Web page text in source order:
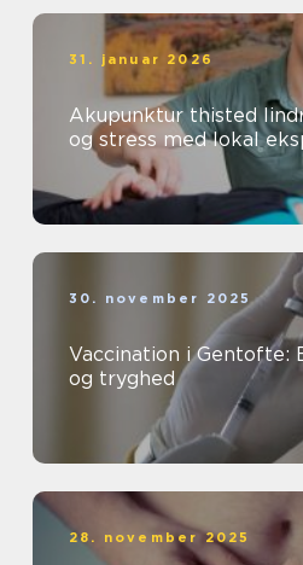
31. januar 2026
Akupunktur thisted lindring af smerter
og stress med lokal
30. november 2025
Vaccination i Gentofte:
og tryghed
28. november 2025